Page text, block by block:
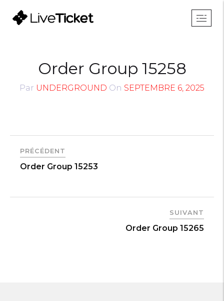
Order Group 15258
Par UNDERGROUND On SEPTEMBRE 6, 2025
PRÉCÉDENT
Order Group 15253
SUIVANT
Order Group 15265